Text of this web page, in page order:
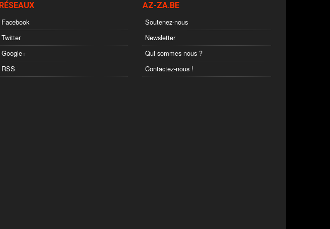
RÉSEAUX
Facebook
Twitter
Google+
RSS
AZ-ZA.BE
Soutenez-nous
Newsletter
Qui sommes-nous ?
Contactez-nous !